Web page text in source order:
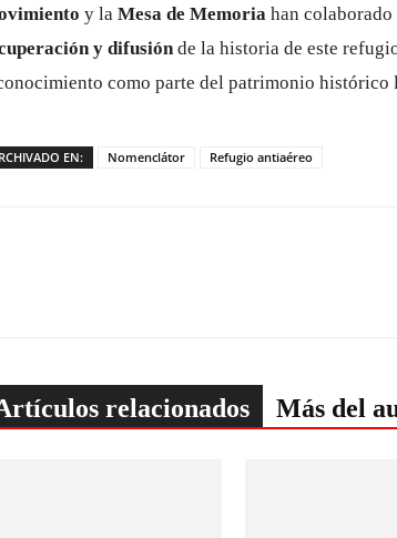
y la Mesa de Memoria han
y difusiónde la historia de este
como parte del patrimonio histórico
EN: Nomenclátor Refugio antiaéreo
relacionados Más del